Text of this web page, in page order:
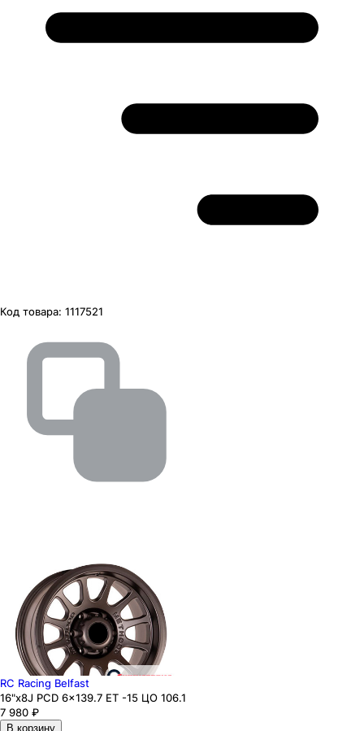
Код товара: 1117521
RC Racing Belfast
16"x8J PCD 6x139.7 ЕТ -15 ЦО 106.1
7 980 ₽
В корзину